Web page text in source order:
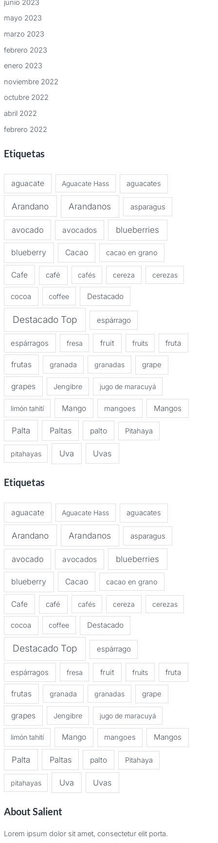
junio 2023
mayo 2023
marzo 2023
febrero 2023
enero 2023
noviembre 2022
octubre 2022
abril 2022
febrero 2022
Etiquetas
aguacate Aguacate Hass aguacates
Arandano Arandanos asparagus
avocado avocados blueberries
blueberry Cacao cacao en grano
Cafe café cafés cereza cerezas
cocoa coffee Destacado
Destacado Top espárrago
espárragos fresa fruit fruits fruta
frutas granada granadas grape
grapes Jengibre jugo de maracuyá
limón tahití Mango mangoes Mangos
Palta Paltas palto Pitahaya
pitahayas Uva Uvas
Etiquetas
aguacate Aguacate Hass aguacates
Arandano Arandanos asparagus
avocado avocados blueberries
blueberry Cacao cacao en grano
Cafe café cafés cereza cerezas
cocoa coffee Destacado
Destacado Top espárrago
espárragos fresa fruit fruits fruta
frutas granada granadas grape
grapes Jengibre jugo de maracuyá
limón tahití Mango mangoes Mangos
Palta Paltas palto Pitahaya
pitahayas Uva Uvas
About Salient
Lorem ipsum dolor sit amet, consectetur elit porta.